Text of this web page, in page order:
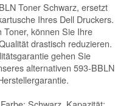
Toner Schwarz, ersetzt
Ihres Dell Druckers.
können Sie Ihre
drastisch reduzieren.
gehen Sie
alternativen 593-BBLN